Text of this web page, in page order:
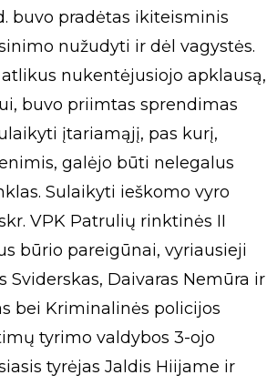
buvo pradėtas ikiteisminis
nužudyti ir dėl vagystės.
nukentėjusiojo apklausą,
buvo priimtas sprendimas
įtariamąjį, pas kurį,
galėjo būti nelegalus
Sulaikyti ieškomo vyro
VPK Patrulių rinktinės II
būrio pareigūnai, vyriausieji
Sviderskas, Daivaras Nemūra ir
bei Kriminalinės policijos
tyrimo valdybos 3-ojo
tyrėjas Jaldis Hiijame ir